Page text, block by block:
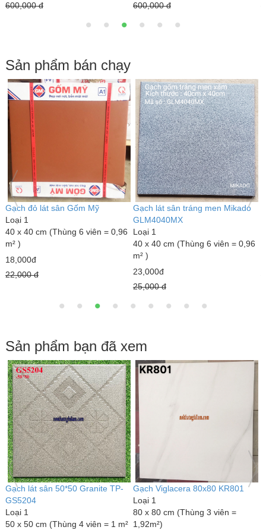
600,000 đ
600,000 đ
Sản phẩm bán chạy
Gạch đỏ lát sân Gốm Mỹ
Loại 1
40 x 40 cm (Thùng 6 viên = 0,96
m² )
18,000đ
22,000 đ
Gạch lát sân tráng men Mikado
GLM4040MX
Loại 1
40 x 40 cm (Thùng 6 viên = 0,96
m² )
23,000đ
25,000 đ
Sản phẩm bạn đã xem
Gạch lát sân 50*50 Granite TP-
GS5204
Loại 1
50 x 50 cm (Thùng 4 viên = 1 m²
Gạch Viglacera 80x80 KR801
Loại 1
80 x 80 cm (Thùng 3 viên =
1,92m²)